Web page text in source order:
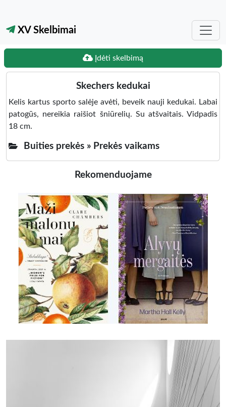
XV Skelbimai
Įdėti skelbimą
Skechers kedukai
Kelis kartus sporto salėje avėti, beveik nauji kedukai. Labai
patogūs, nereikia raišiot šniūrelių. Su atšvaitais. Vidpadis
18 cm.
Buities prekės » Prekės vaikams
Rekomenduojame